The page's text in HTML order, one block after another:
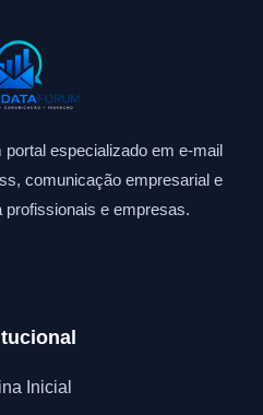
especializado em e-mail
comunicação empresarial e
profissionais e empresas.
Inicial